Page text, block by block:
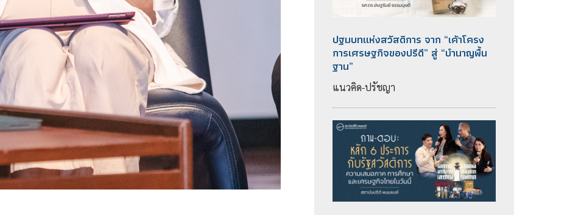
ปฐมบทแห่งสวัสดิการ จาก “เค้าโครง
การเศรษฐกิจของปรีดี” สู่ “บำนาญพื้น
ฐาน”
แนวคิด-ปรัชญา